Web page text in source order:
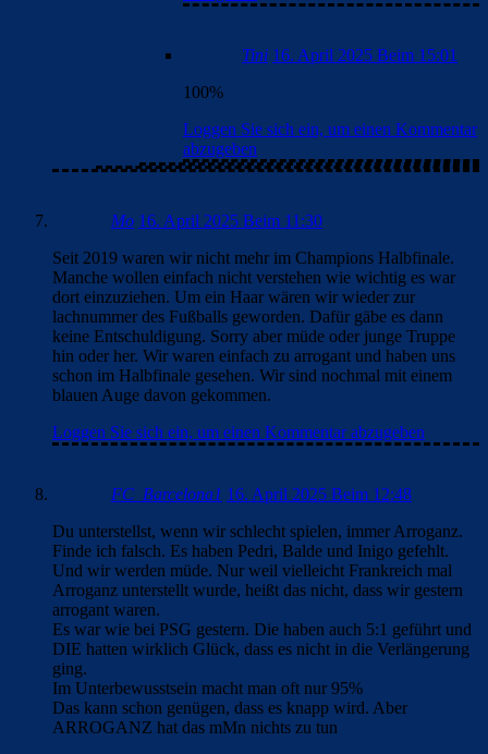
Tini 16. April 2025 Beim 15:01
100%
Loggen Sie sich ein, um einen Kommentar
abzugeben
Mo 16. April 2025 Beim 11:30
Seit 2019 waren wir nicht mehr im Champions Halbfinale.
Manche wollen einfach nicht verstehen wie wichtig es war
dort einzuziehen. Um ein Haar wären wir wieder zur
lachnummer des Fußballs geworden. Dafür gäbe es dann
keine Entschuldigung. Sorry aber müde oder junge Truppe
hin oder her. Wir waren einfach zu arrogant und haben uns
schon im Halbfinale gesehen. Wir sind nochmal mit einem
blauen Auge davon gekommen.
Loggen Sie sich ein, um einen Kommentar abzugeben
FC_Barcelona1 16. April 2025 Beim 12:48
Du unterstellst, wenn wir schlecht spielen, immer Arroganz.
Finde ich falsch. Es haben Pedri, Balde und Inigo gefehlt.
Und wir werden müde. Nur weil vielleicht Frankreich mal
Arroganz unterstellt wurde, heißt das nicht, dass wir gestern
arrogant waren.
Es war wie bei PSG gestern. Die haben auch 5:1 geführt und
DIE hatten wirklich Glück, dass es nicht in die Verlängerung
ging.
Im Unterbewusstsein macht man oft nur 95%
Das kann schon genügen, dass es knapp wird. Aber
ARROGANZ hat das mMn nichts zu tun